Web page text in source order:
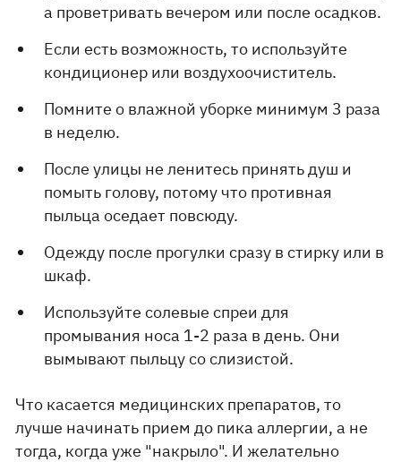
а проветривать вечером или после осадков.
Если есть возможность, то используйте
кондиционер или воздухоочиститель.
Помните о влажной уборке минимум 3 раза
в неделю.
После улицы не ленитесь принять душ и
помыть голову, потому что противная
пыльца оседает повсюду.
Одежду после прогулки сразу в стирку или в
шкаф.
Используйте солевые спреи для
промывания носа 1-2 раза в день. Они
вымывают пыльцу со слизистой.
Что касается медицинских препаратов, то
лучше начинать прием до пика аллергии, а не
тогда, когда уже "накрыло". И желательно